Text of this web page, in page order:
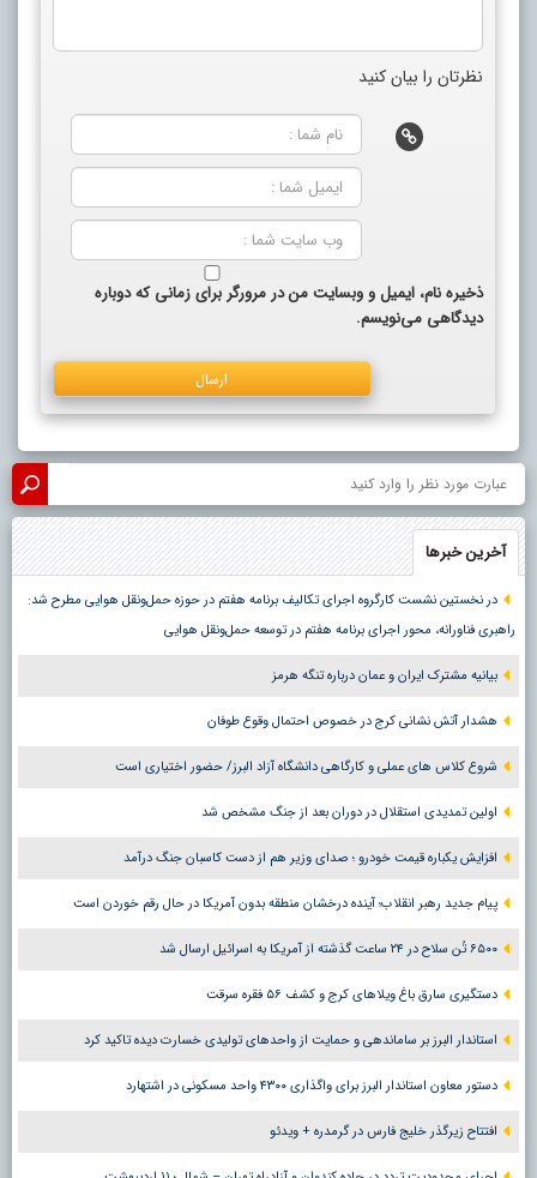
نظرتان را بیان کنید
ذخیره نام، ایمیل و وبسایت من در مرورگر برای زمانی که دوباره
دیدگاهی می‌نویسم.
آخرین خبرها
در نخستین نشست کارگروه اجرای تکالیف برنامه هفتم در حوزه حمل‌ونقل هوایی مطرح شد:
راهبری فناورانه، محور اجرای برنامه هفتم در توسعه حمل‌ونقل هوایی
بیانیه مشترک ایران و عمان درباره تنگه هرمز
هشدار آتش نشانی کرج در خصوص احتمال وقوع طوفان
شروع کلاس های عملی و کارگاهی دانشگاه آزاد البرز/ حضور اختیاری است
اولین تمدیدی استقلال در دوران بعد از جنگ مشخص شد
افزایش یکباره قیمت خودرو ؛ صدای وزیر هم از دست کاسبان جنگ درآمد
پیام جدید رهبر انقلاب؛ آینده درخشان منطقه بدون آمریکا در حال رقم خوردن است
۶۵۰۰ تُن سلاح در ۲۴ ساعت گذشته از آمریکا به اسرائیل ارسال شد
دستگیری سارق باغ ویلاهای کرج و کشف ۵۶ فقره سرقت
استاندار البرز بر ساماندهی و حمایت از واحدهای تولیدی خسارت دیده تاکید کرد
دستور معاون استاندار البرز برای واگذاری ۴۳۰۰ واحد مسکونی در اشتهارد
افتتاح زیرگذر خلیج فارس در گرمدره + ویدئو